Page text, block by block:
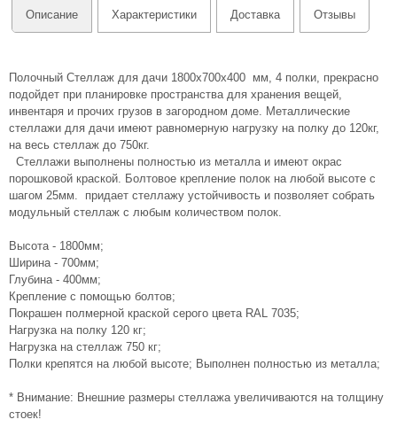
Описание Характеристики Доставка Отзывы
Полочный Стеллаж для дачи 1800х700х400 мм, 4 полки, прекрасно
подойдет при планировке пространства для хранения вещей,
инвентаря и прочих грузов в загородном доме. Металлические
стеллажи для дачи имеют равномерную нагрузку на полку до 120кг,
на весь стеллаж до 750кг.
Стеллажи выполнены полностью из металла и имеют окрас
порошковой краской. Болтовое крепление полок на любой высоте с
шагом 25мм. придает стеллажу устойчивость и позволяет собрать
модульный стеллаж с любым количеством полок.
Высота - 1800мм;
Ширина - 700мм;
Глубина - 400мм;
Крепление с помощью болтов;
Покрашен полмерной краской серого цвета RAL 7035;
Нагрузка на полку 120 кг;
Нагрузка на стеллаж 750 кг;
Полки крепятся на любой высоте; Выполнен полностью из металла;
* Внимание: Внешние размеры стеллажа увеличиваются на толщину
стоек!